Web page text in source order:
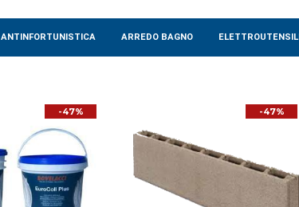
ANTINFORTUNISTICA ARREDO BAGNO ELETTROUTENSILI
-47% -47%